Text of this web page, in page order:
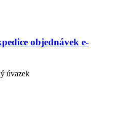
objednávek e-
úvazek